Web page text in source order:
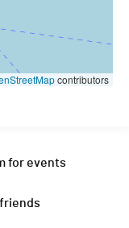
contributors
for events